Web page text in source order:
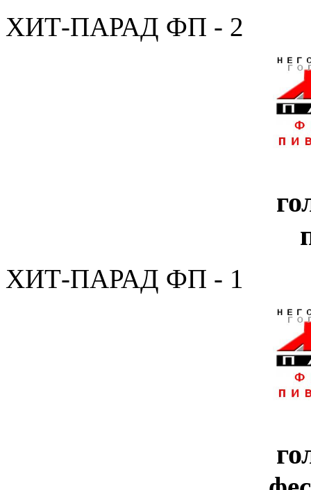
ХИТ-ПАРАД ФП - 2
ХИТ-ПАРАД ФП - 1